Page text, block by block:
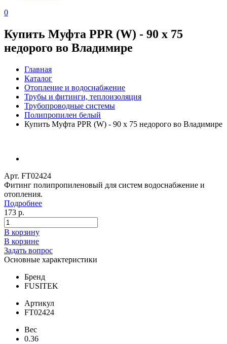
0
Купить Муфта PPR (W) - 90 х 75
недорого во Владимире
Главная
Каталог
Отопление и водоснабжение
Трубы и фитинги, теплоизоляция
Трубопроводные системы
Полипропилен белый
Купить Муфта PPR (W) - 90 х 75 недорого во Владимире
Арт. FT02424
Фитинг полипропиленовый для систем водоснабжение и
отопления.
Подробнее
173 р.
В корзину
В корзине
Задать вопрос
Основные характеристики
Бренд
FUSITEK
Артикул
FT02424
Вес
0.36